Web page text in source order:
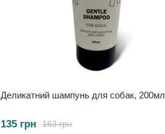
Деликатний шампунь для собак, 200мл
163 грн
135 грн